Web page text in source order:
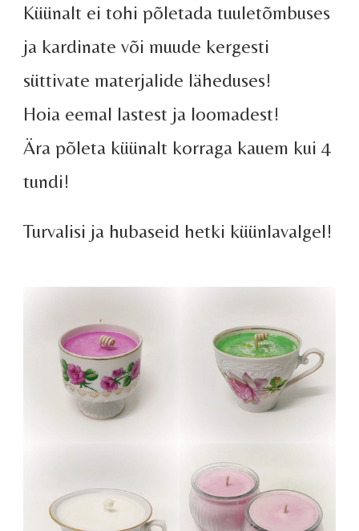
Küünalt ei tohi põletada tuuletõmbuses
ja kardinate või muude kergesti
süttivate materjalide läheduses!
Hoia eemal lastest ja loomadest!
Ära põleta küünalt korraga kauem kui 4
tundi!
Turvalisi ja hubaseid hetki küünlavalgel!